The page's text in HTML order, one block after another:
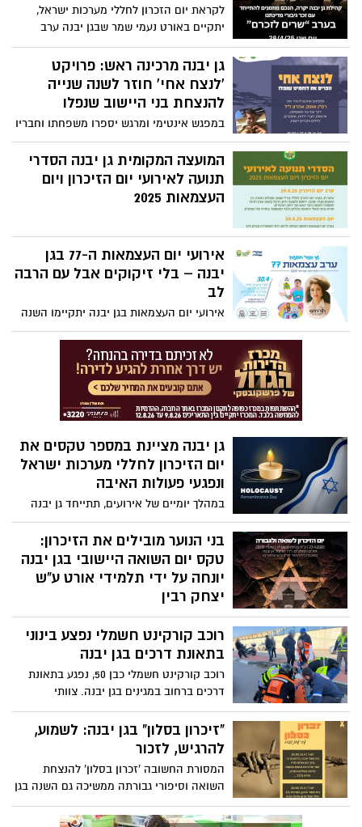
לקראת יום הזכרון לחללי מערכות ישראל,
יתקיים באורט נעמי שמר שבגן יבנה ערב
'שרים לזכרם', בו כל תושבי הקהילה מוזמנים
לקחת חלק.
גן יבנה מרכינה ראש: פרויקט
'לנצח אחי' חוזר לשנה שנייה
להנצחת בני היישוב שנפלו
במפגש אינטימי ומרגש יספרו משפחתו וחבריו
של רס"ן אופק אהרון ז"ל את סיפור חייו,
כאדם וכלוחם.
המועצה המקומית גן יבנה הסדרי
תנועה לאירועי יום הזיכרון ויום
העצמאות 2025
אירועי יום העצמאות ה-77 בגן
יבנה – בלי זיקוקים אבל עם הרבה
לב
אירועי יום העצמאות בגן יבנה יתקיימו השנה
בלי זיקוקים, אך עם שפע הופעות, פעילויות
קהילתיות וערב קומזיץ ישראלי – מתוך
התחשבות בהלומי קרב ונפגעי נפש.
גן יבנה מציינת במספר טקסים את
יום הזיכרון לחללי מערכות ישראל
ונפגעי פעולות האיבה
במהלך יומיים של אירועים, תתייחד גן יבנה
עם חלליה בטקסים יישוביים באנדרטאות,
בבתי הספר ובחדרי ההנצחה. ראש המועצה:
"אנחנו עדיין בלב הקרב – והשכול הפך
למציאות חיה"
בני הנוער מובילים את הזיכרון:
טקס יום השואה היישובי בגן יבנה
יונחה על ידי תלמידי אורט ע"ש
יצחק רבין
ביום רביעי, 23.4.2025, ייערך טקס ערב יום
הזיכרון לשואה ולגבורה במתנ"ס גן יבנה.
תלמידי שכבת י"ב יציגו טקס מרגש שנולד
מתוך חקר מעמיק של זיכרון השואה, והציבור
מוזמן לקחת חלק.
רוכב קורקינט חשמלי נפצע בינוני
בתאונת דרכים בגן יבנה
רוכב קורקינט חשמלי כבן 50, נפגע בתאונת
דרכים ברחוב במגינים בגן יבנה. צוותי
הרפואה של איחוד הצלה העניקו טיפול
רפואי. הוא פונה לבית החולים 'אסותא'
באשדוד להמשך טיפול כשהוא במצב בינוני
"זיכרון בסלון" בגן יבנה: לשמוע,
להרגיש, לזכור
המסורת החשובה 'זכרון בסלון' להנצחת
השואה וסיפורי גבורתה ממשיכה גם השנה בגן
יבנה. אלו המקומות בהם תוכלו לקחת חלק: